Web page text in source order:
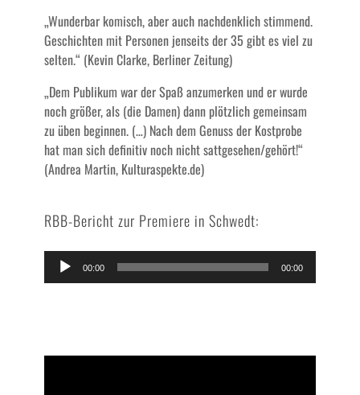
„Wunderbar komisch, aber auch nachdenklich stimmend.
Geschichten mit Personen jenseits der 35 gibt es viel zu
selten.“ (Kevin Clarke, Berliner Zeitung)
„Dem Publikum war der Spaß anzumerken und er wurde
noch größer, als (die Damen) dann plötzlich gemeinsam
zu üben beginnen. (…) Nach dem Genuss der Kostprobe
hat man sich definitiv noch nicht sattgesehen/gehört!“
(Andrea Martin, Kulturaspekte.de)
RBB-Bericht zur Premiere in Schwedt:
Audio-
Player
00:00 00:00